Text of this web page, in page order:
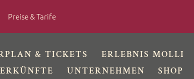
Preise & Tarife
& TICKETS ERLEBNIS MOLLI
UNTERNEHMEN SHOP